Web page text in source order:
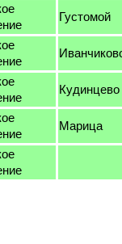
Густомой
Кудинцево
Марица